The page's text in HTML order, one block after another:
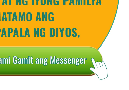
mga bagay na nasa loob
magkaroon siya ng tunay
at maging gaya ng isang
ay nagawa, sa gayon ang
katunayan, kapag ang mga
tao na kailangang tuusin ay